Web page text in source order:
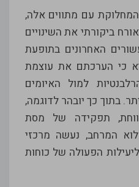
המחלוקת עם מתווים אלה,
ביקורתי את השינויים
האחרונים בתופעת
כי הערכתם את עוצמת
למול האיומים
בתוך כך יובהר לדוגמה,
תפקידה של מסת
המרחב, נעשה מרכזי
הפעולה של כוחות